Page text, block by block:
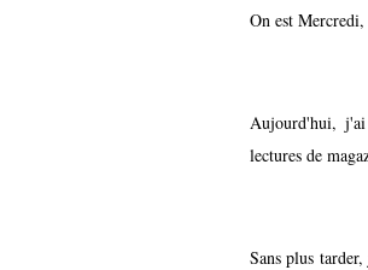
On est
Aujourd'hui,
lectures de
Sans plus